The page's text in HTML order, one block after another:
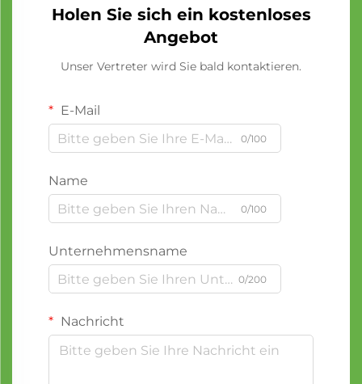
Holen Sie sich ein kostenloses
Angebot
Unser Vertreter wird Sie bald kontaktieren.
E-Mail
0/100
Name
0/100
Unternehmensname
0/200
Nachricht